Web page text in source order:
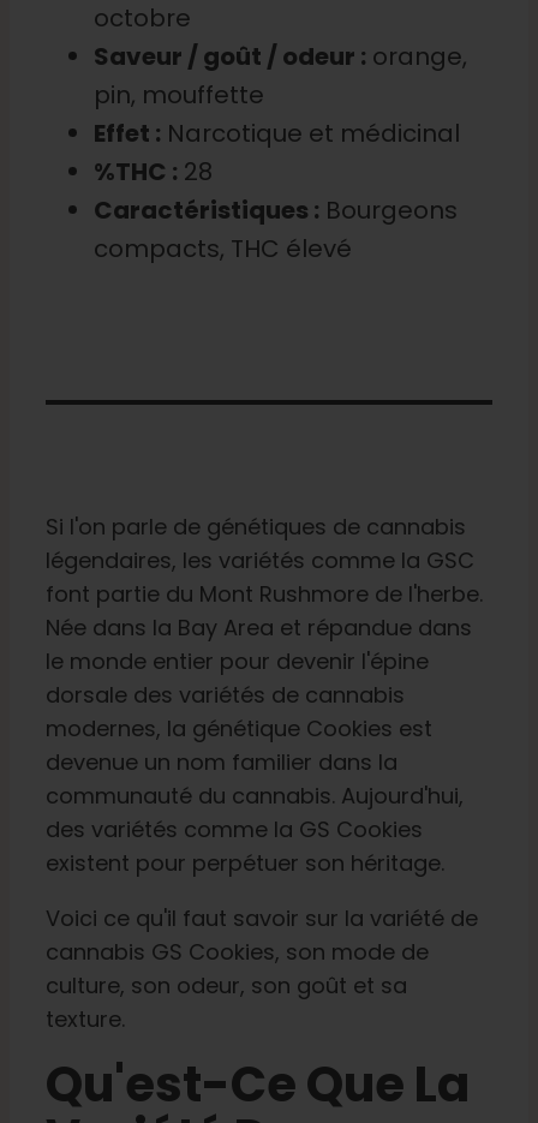
octobre
Saveur / goût / odeur : orange,
pin, mouffette
Effet : Narcotique et médicinal
%THC : 28
Caractéristiques : Bourgeons
compacts, THC élevé
Si l'on parle de génétiques de cannabis
légendaires, les variétés comme la GSC
font partie du Mont Rushmore de l'herbe.
Née dans la Bay Area et répandue dans
le monde entier pour devenir l'épine
dorsale des variétés de cannabis
modernes, la génétique Cookies est
devenue un nom familier dans la
communauté du cannabis. Aujourd'hui,
des variétés comme la GS Cookies
existent pour perpétuer son héritage.
Voici ce qu'il faut savoir sur la variété de
cannabis GS Cookies, son mode de
culture, son odeur, son goût et sa
texture.
Qu'est-Ce Que La